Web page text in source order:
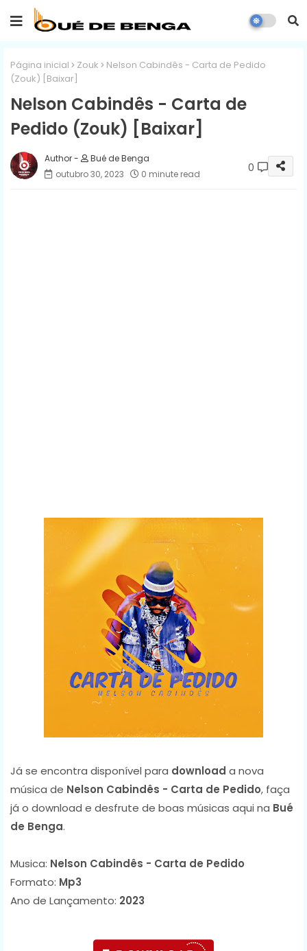
Página inicial Zouk
Nelson Cabindês - Carta de Pedido
(Zouk) [Baixar]
Nelson Cabindês - Carta de
Pedido (Zouk) [Baixar]
Bué de Benga
outubro 30, 2023
0 minute read 0
Já se encontra disponível para download a nova
música de Nelson Cabindês - Carta de Pedido, faça
já o download e desfrute de boas músicas aqui na Bué
de Benga.
Musica: Nelson Cabindês - Carta de Pedido
Formato: Mp3
Ano de Lançamento: 2023